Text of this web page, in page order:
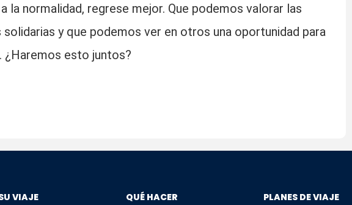
la normalidad, regrese mejor. Que podemos valorar las
y que podemos ver en otros una oportunidad para
esto juntos?
VIAJE QUÉ HACER PLANES DE VIAJE